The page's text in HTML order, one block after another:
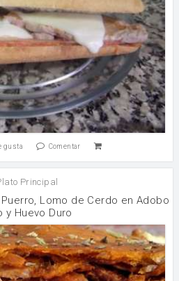
gusta Comentar
Principal
Lomo de Cerdo en Adobo
y Huevo Duro